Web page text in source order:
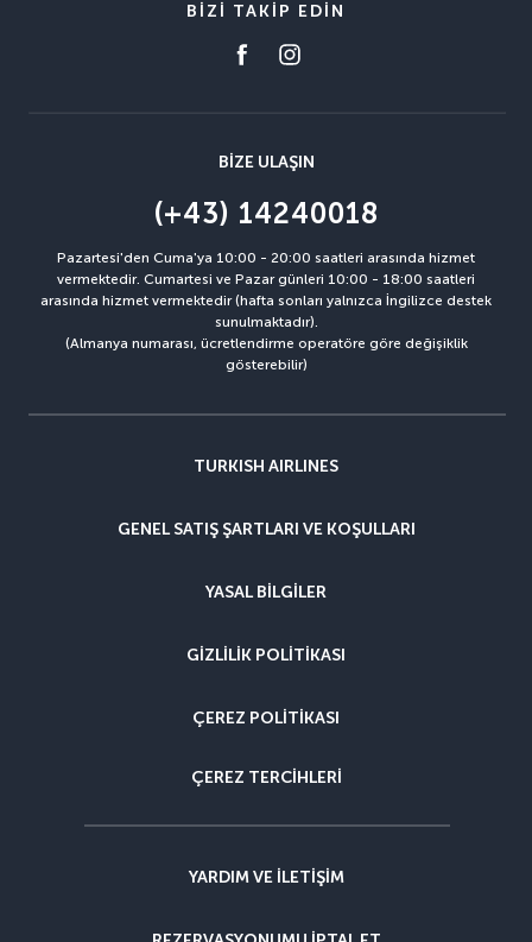
BIZI TAKIP EDIN
BIZE ULAŞIN
(+43) 14240018
Pazartesi'den Cuma'ya 10:00 - 20:00 saatleri arasında hizmet
vermektedir. Cumartesi ve Pazar günleri 10:00 - 18:00 saatleri
arasında hizmet vermektedir (hafta sonları yalnızca İngilizce destek
sunulmaktadır).
(Almanya numarası, ücretlendirme operatöre göre değişiklik
gösterebilir)
TURKISH AIRLINES
GENEL SATIŞ ŞARTLARI VE KOŞULLARI
YASAL BILGILER
GIZLILIK POLITIKASI
ÇEREZ POLITIKASI
ÇEREZ TERCIHLERI
YARDIM VE ILETIŞIM